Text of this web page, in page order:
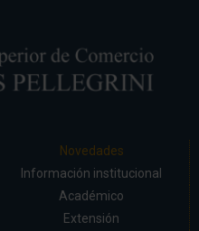
Novedades
Información institucional
Académico
Extensión